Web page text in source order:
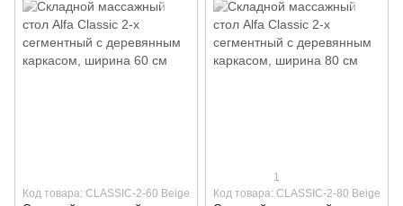
Код товара: CLASSIC-2-60 Beige
1
Код товара: CLASSIC-2-80 Beige